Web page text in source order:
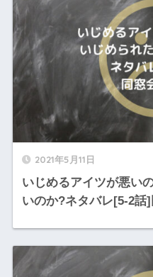
2021年5月11日
いじめるアイツが悪い
いのか?ネタバレ[5-2話